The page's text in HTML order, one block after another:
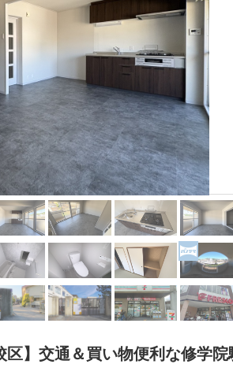
区】交通＆買い物便利な修学院